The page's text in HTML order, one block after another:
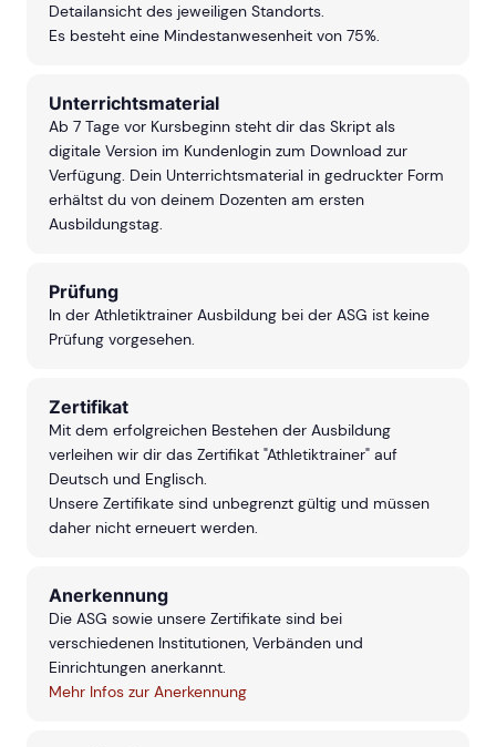
Detailansicht des jeweiligen Standorts.
Es besteht eine Mindestanwesenheit von 75%.
Unterrichtsmaterial
Ab 7 Tage vor Kursbeginn steht dir das Skript als
digitale Version im Kundenlogin zum Download zur
Verfügung. Dein Unterrichtsmaterial in gedruckter Form
erhältst du von deinem Dozenten am ersten
Ausbildungstag.
Prüfung
In der Athletiktrainer Ausbildung bei der ASG ist keine
Prüfung vorgesehen.
Zertifikat
Mit dem erfolgreichen Bestehen der Ausbildung
verleihen wir dir das Zertifikat "Athletiktrainer" auf
Deutsch und Englisch.
Unsere Zertifikate sind unbegrenzt gültig und müssen
daher nicht erneuert werden.
Anerkennung
Die ASG sowie unsere Zertifikate sind bei
verschiedenen Institutionen, Verbänden und
Einrichtungen anerkannt.
Mehr Infos zur Anerkennung